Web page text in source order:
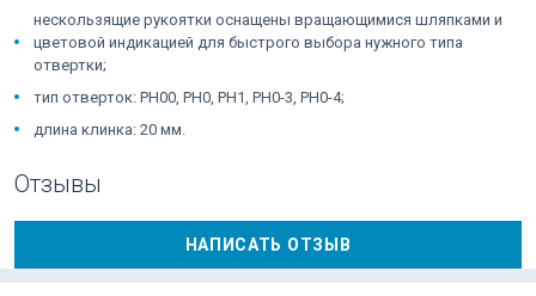
нескользящие рукоятки оснащены вращающимися шляпками и
цветовой индикацией для быстрого выбора нужного типа
отвертки;
тип отверток: PH00, PH0, PH1, PH0-3, PH0-4;
длина клинка: 20 мм.
Отзывы
НАПИСАТЬ ОТЗЫВ